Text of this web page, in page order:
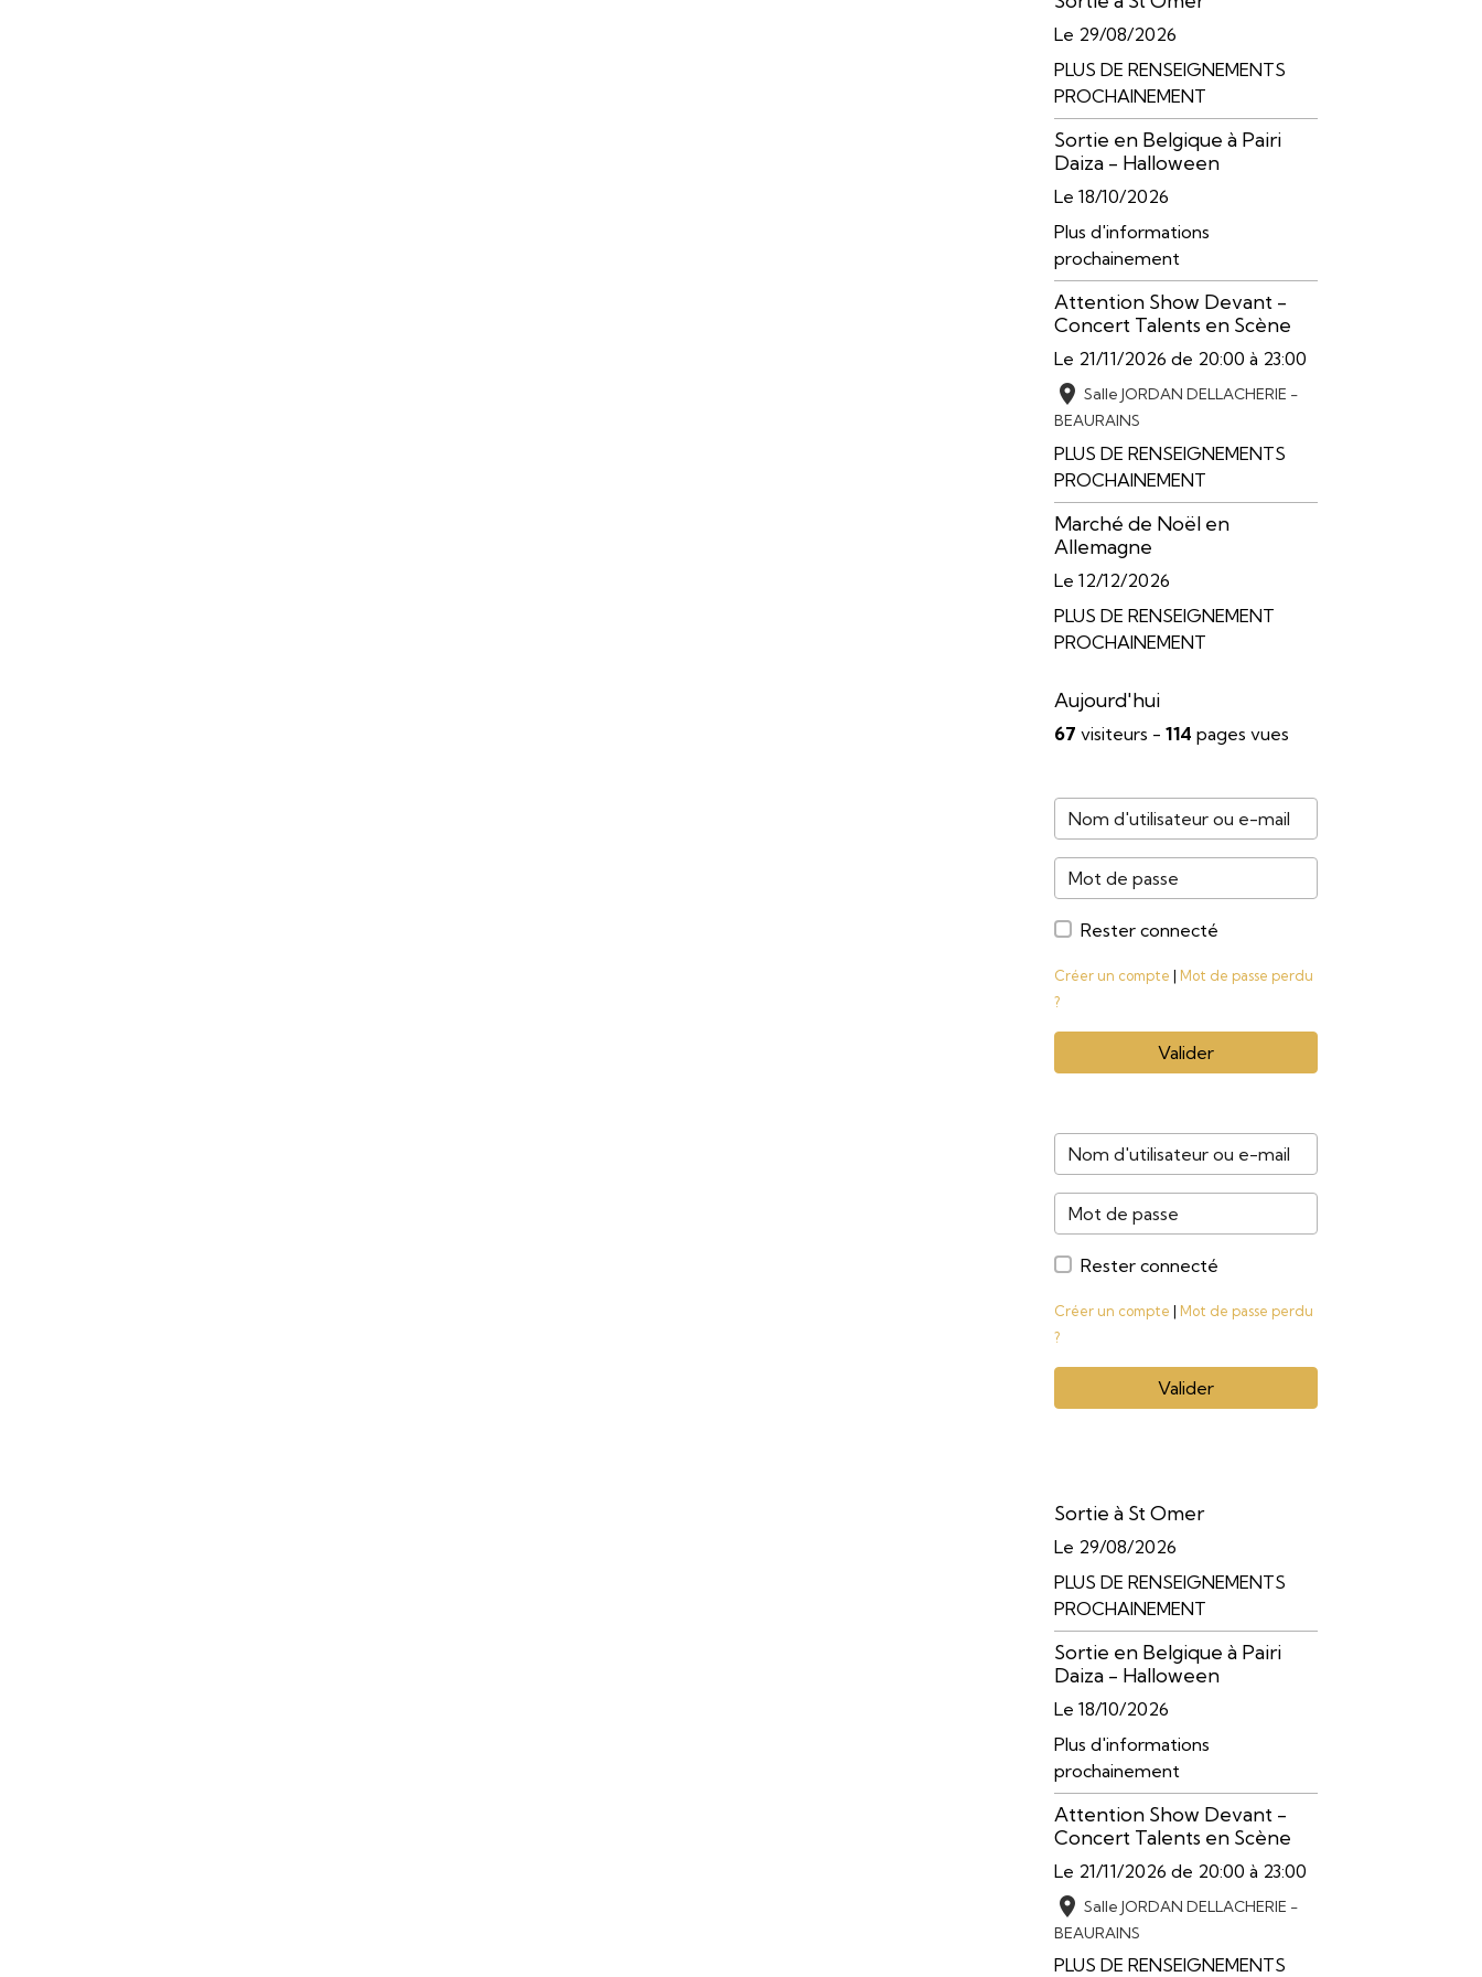
Le 29/08/2026
PLUS DE RENSEIGNEMENTS
PROCHAINEMENT
Sortie en Belgique à Pairi
Daiza - Halloween
Le 18/10/2026
Plus d'informations
prochainement
Attention Show Devant -
Concert Talents en Scène
Le 21/11/2026 de 20:00 à 23:00
Salle JORDAN DELLACHERIE -
BEAURAINS
PLUS DE RENSEIGNEMENTS
PROCHAINEMENT
Marché de Noël en
Allemagne
Le 12/12/2026
PLUS DE RENSEIGNEMENT
PROCHAINEMENT
Aujourd'hui
67 visiteurs - 114 pages vues
Rester connecté
Créer un compte | Mot de passe perdu
?
Valider
Rester connecté
Créer un compte | Mot de passe perdu
?
Valider
Sortie à St Omer
Le 29/08/2026
PLUS DE RENSEIGNEMENTS
PROCHAINEMENT
Sortie en Belgique à Pairi
Daiza - Halloween
Le 18/10/2026
Plus d'informations
prochainement
Attention Show Devant -
Concert Talents en Scène
Le 21/11/2026 de 20:00 à 23:00
Salle JORDAN DELLACHERIE -
BEAURAINS
PLUS DE RENSEIGNEMENTS